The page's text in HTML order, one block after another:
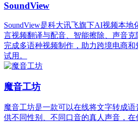
SoundView
SoundView是科大讯飞旗下AI视频本地
言视频翻译与配音、智能擦除、声音
完成多语种视频制作，助力跨境电商
试用。
魔音工坊
魔音工坊是一款可以在线将文字转成
供不同性别、不同口音的真人声音，